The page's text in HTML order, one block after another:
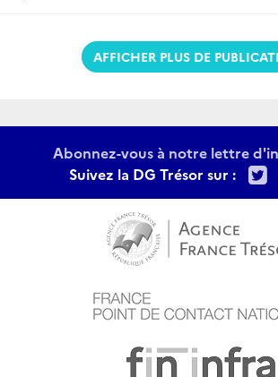
AFFICHER PLUS DE
Abonnez-vous à notre lettre
Suivez la DG Trésor sur :